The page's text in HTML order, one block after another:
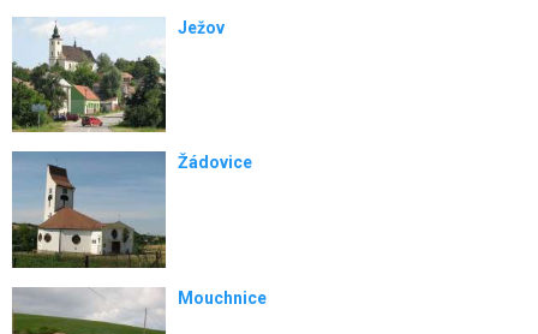
Ježov
Žádovice
Mouchnice